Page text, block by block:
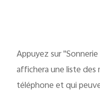
Appuyez sur
affichera une liste des
téléphone et qui